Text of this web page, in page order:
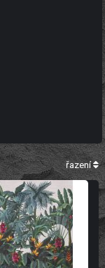
řazení